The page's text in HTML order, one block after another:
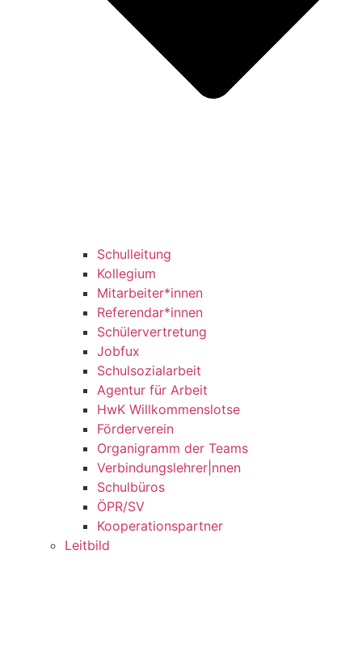
Schulleitung
Kollegium
Mitarbeiter*innen
Referendar*innen
Schülervertretung
Jobfux
Schulsozialarbeit
Agentur für Arbeit
HwK Willkommenslotse
Förderverein
Organigramm der Teams
Verbindungslehrer|nnen
Schulbüros
ÖPR/SV
Kooperationspartner
Leitbild